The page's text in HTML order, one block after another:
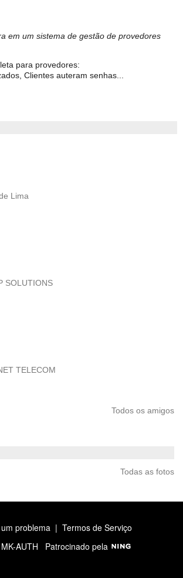
em um sistema de gestão de provedores
para provedores:
Clientes auteram senhas...
Lima
SOLUTIONS
TELECOM
Todos os amigos
Todas as fotos
problema| Termos de Serviço
AUTH Patrocinado pela